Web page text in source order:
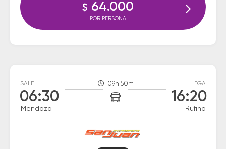
$ 64.000
POR PERSONA
SALE
06:30
Mendoza
09h 50m LLEGA
16:20
Rufino